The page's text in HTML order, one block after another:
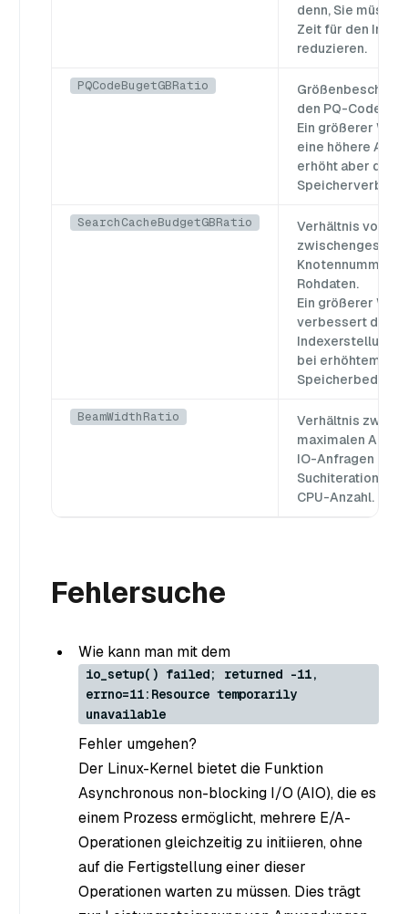
denn, Sie
Zeit für den
reduzieren.
PQCodeBugetGBRatio
den PQ-Code.
Ein größerer
eine höhere
erhöht aber den
SearchCacheBudgetGBRatio
Verhältnis von
Knotennummern
Rohdaten.
Ein größerer Wert
verbessert die
bei erhöhtem
Speicherbedarf.
BeamWidthRatio
Verhältnis
maximalen
IO-Anfragen pro
Suchiteration
CPU-Anzahl.
Fehlersuche
Wie kann man mit dem
io_setup() failed; returned -11,
errno=11:Resource temporarily
unavailable
Fehler umgehen?
Der Linux-Kernel bietet die Funktion
Asynchronous non-blocking I/O (AIO), die es
einem Prozess ermöglicht, mehrere E/A-
Operationen gleichzeitig zu initiieren, ohne
auf die Fertigstellung einer dieser
Operationen warten zu müssen. Dies trägt